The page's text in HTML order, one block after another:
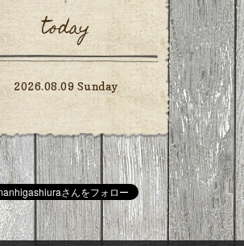
today
2026.08.09 Sunday